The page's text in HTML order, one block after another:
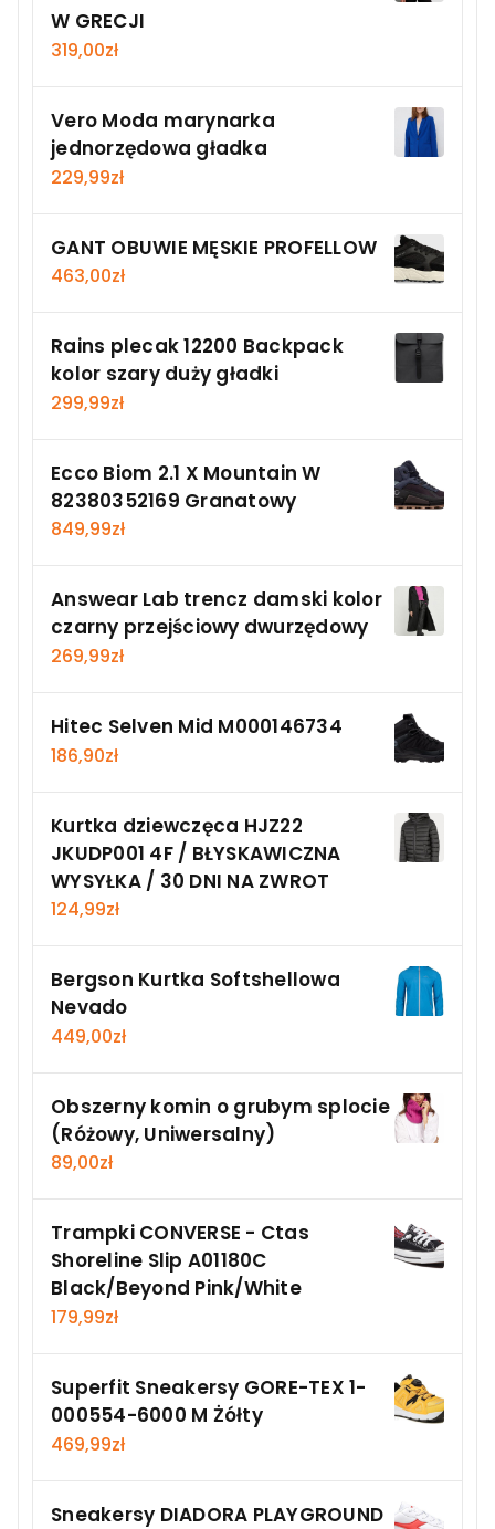
W GRECJI
319,00zł
Vero Moda marynarka
jednorzędowa gładka
229,99zł
GANT OBUWIE MĘSKIE PROFELLOW
463,00zł
Rains plecak 12200 Backpack
kolor szary duży gładki
299,99zł
Ecco Biom 2.1 X Mountain W
82380352169 Granatowy
849,99zł
Answear Lab trencz damski kolor
czarny przejściowy dwurzędowy
269,99zł
Hitec Selven Mid M000146734
186,90zł
Kurtka dziewczęca HJZ22
JKUDP001 4F / BŁYSKAWICZNA
WYSYŁKA / 30 DNI NA ZWROT
124,99zł
Bergson Kurtka Softshellowa
Nevado
449,00zł
Obszerny komin o grubym splocie
(Różowy, Uniwersalny)
89,00zł
Trampki CONVERSE - Ctas
Shoreline Slip A01180C
Black/Beyond Pink/White
179,99zł
Superfit Sneakersy GORE-TEX 1-
000554-6000 M Żółty
469,99zł
Sneakersy DIADORA PLAYGROUND